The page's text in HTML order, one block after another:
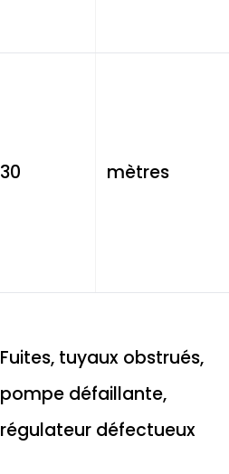
30 mètres
Fuites, tuyaux obstrués,
pompe défaillante,
régulateur défectueux